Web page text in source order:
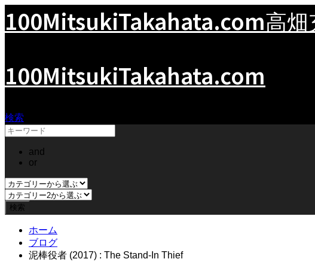
100MitsukiTakahata.com高畑
100MitsukiTakahata.com
検索
and
or
ホーム
ブログ
泥棒役者 (2017) : The Stand-In Thief